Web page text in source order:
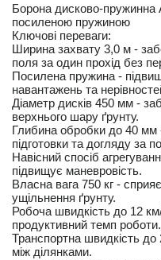
Борона дисково-
посиленою пружиною
Ключові переваги:
Ширина захвату 3,0 м -
поля за один прохід без
Посилена пружина -
навантажень та
Діаметр дисків 450 мм -
верхнього шару ґрунту.
Глибина обробки до 40 мм
підготовки та догляду за
Навісний спосіб
підвищує маневровість.
Власна вага 750 кг -
ущільнення ґрунту.
Робоча швидкість до 12
продуктивний темп роботи.
Транспортна швидкість
між ділянками.